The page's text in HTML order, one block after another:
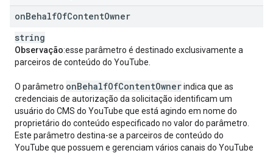
onBehalfOfContentOwner
string
Observação:esse parâmetro é destinado exclusivamente a
parceiros de conteúdo do YouTube.
O parâmetro onBehalfOfContentOwnerindica que as
credenciais de autorização da solicitação identificam um
usuário do CMS do YouTube que está agindo em nome do
proprietário do conteúdo especificado no valor do parâmetro.
Este parâmetro destina-se a parceiros de conteúdo do
YouTube que possuem e gerenciam vários canais do YouTube